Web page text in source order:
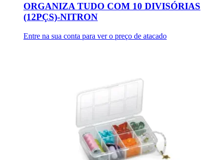
ORGANIZA TUDO COM 10 DIVISÓRIAS
(12PÇS)-NITRON
Entre na sua conta para ver o preço de atacado